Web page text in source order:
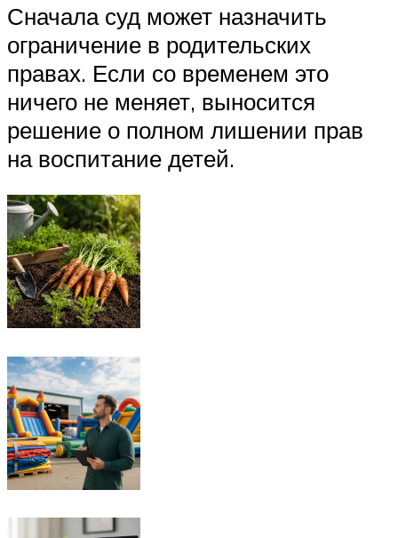
Сначала суд может назначить
ограничение в родительских
правах. Если со временем это
ничего не меняет, выносится
решение о полном лишении прав
на воспитание детей.